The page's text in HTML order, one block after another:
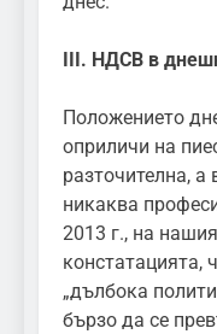
III. НДСВ в
Положението
оприличи на
разточителна,
никаква
2013 г., на
констатацията,
„дълбока
бързо да се